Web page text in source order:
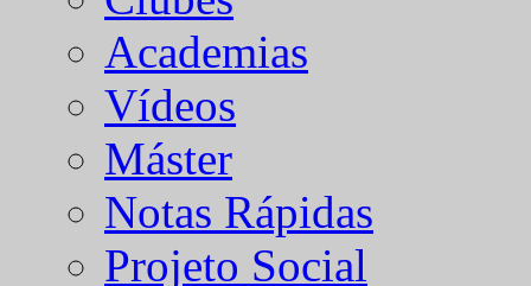
Academias
Vídeos
Máster
Notas Rápidas
Projeto Social